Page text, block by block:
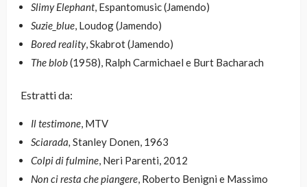
Slimy Elephant, Espantomusic (Jamendo)
Suzie_blue, Loudog (Jamendo)
Bored reality, Skabrot (Jamendo)
The blob(1958), Ralph Carmichael e Burt Bacharach
Estratti da:
Il testimone, MTV
Sciarada, Stanley Donen, 1963
Colpi di fulmine, Neri Parenti, 2012
Non ci resta che piangere, Roberto Benigni e Massimo